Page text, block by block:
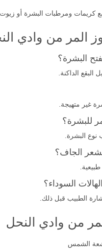
كريمات ومرطبات البشرة أو
المر من وادي
البشرة؟
البقع الداكنة.
غير متهيجة.
للبشرة؟
نوع البشرة.
الجاف؟
السوداء؟
الطبيب قبل ذلك.
من وادي النحل
الشمس